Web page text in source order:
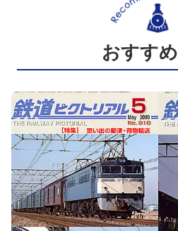
おすす